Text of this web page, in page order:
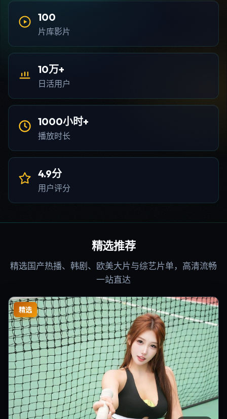
100
片库影片
10万+
日活用户
1000小时+
播放时长
4.9分
用户评分
精选推荐
精选国产热播、韩剧、欧美大片与综艺片单，高清流畅
一站直达
精选